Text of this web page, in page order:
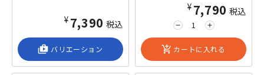
¥7,390 税込
shop_2 バリエーション
remove add
¥7,790 税込
add_shopping_cart カートに入れる